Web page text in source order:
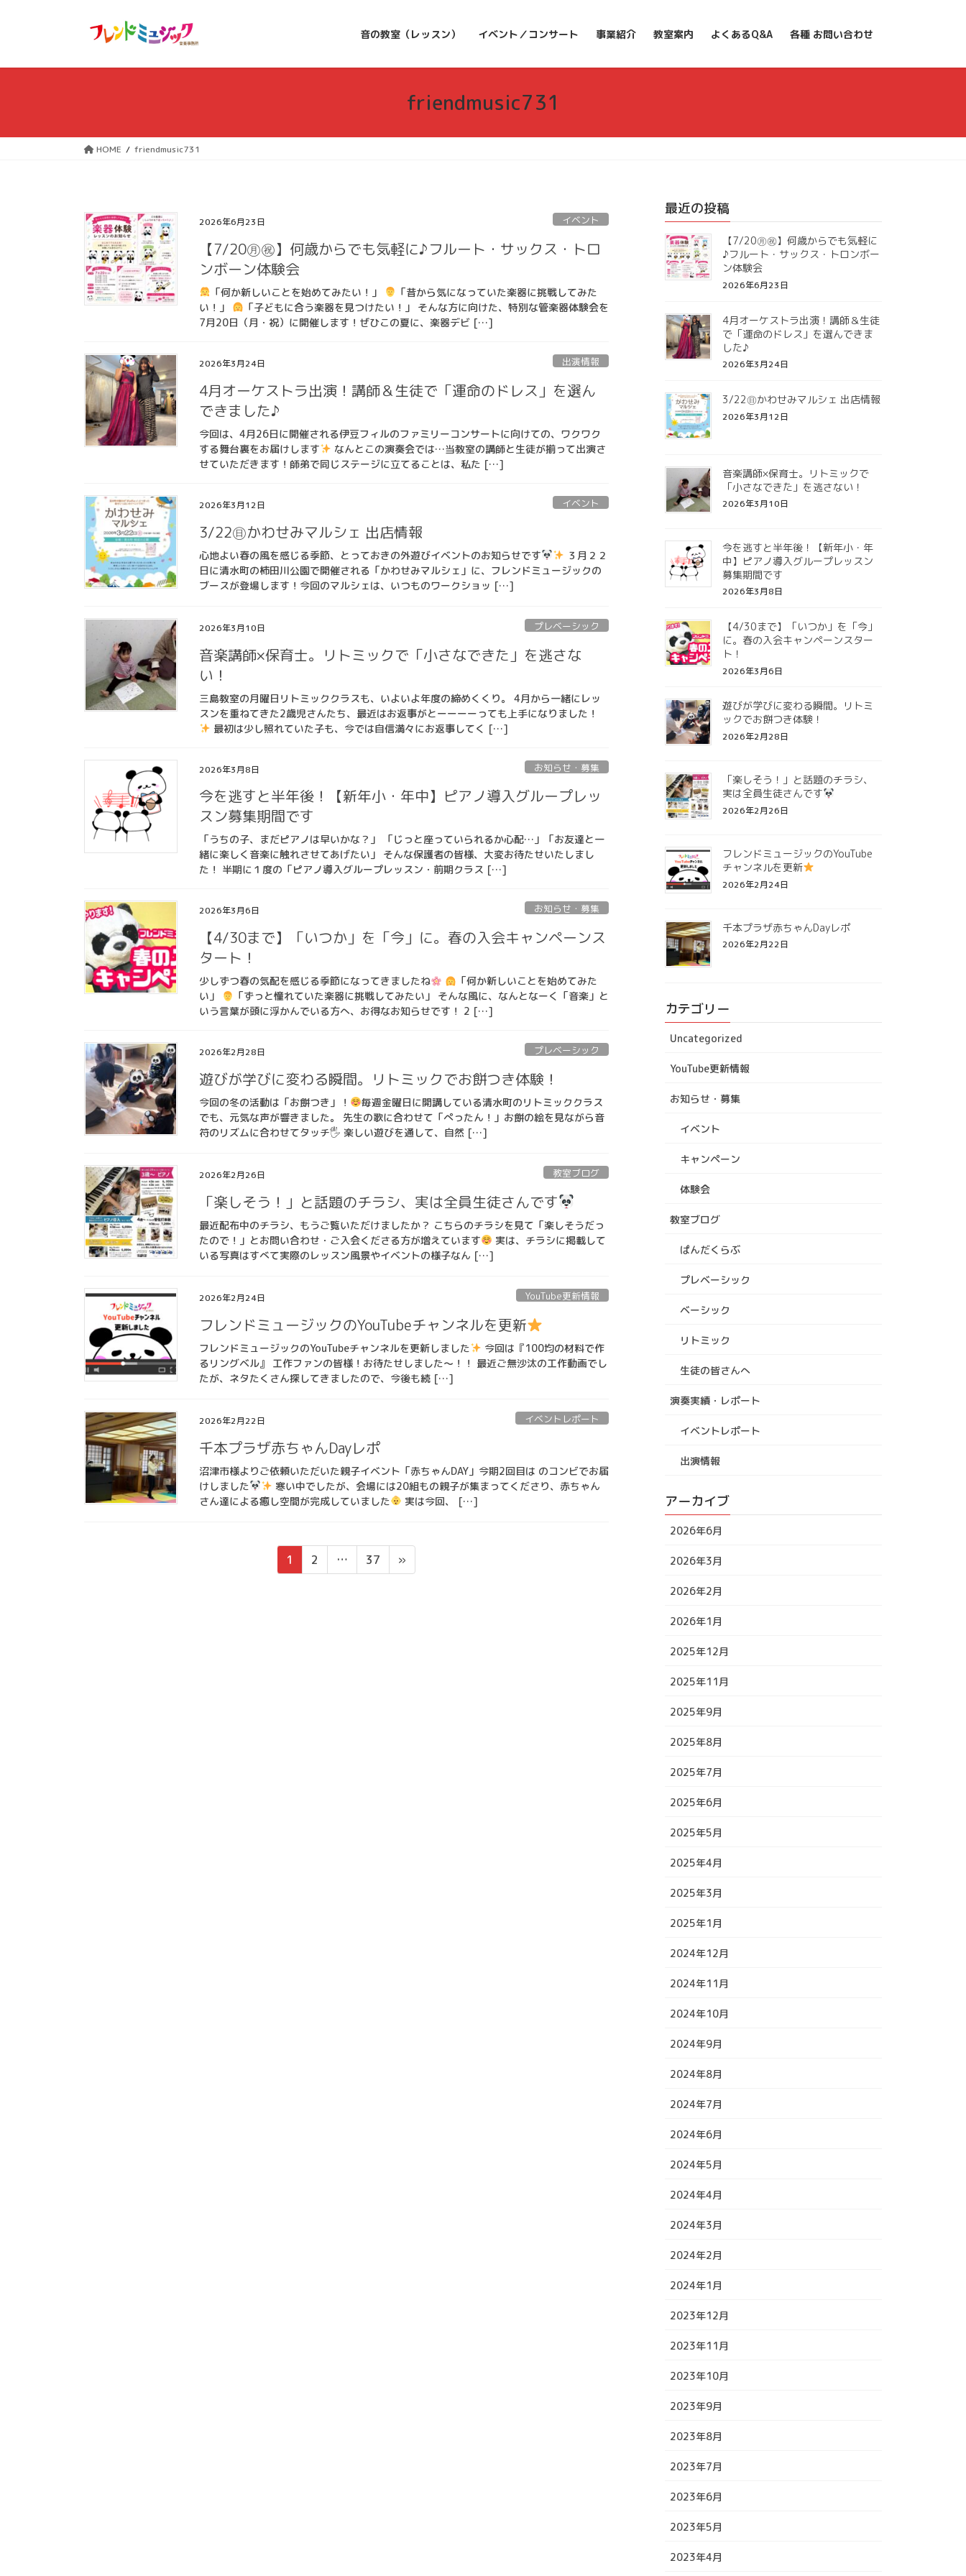
音の教室（レッスン） イベント／コンサート 事業紹介 教室案内 よくあるQ&A 各種 お問い合わせ
friendmusic731
HOME friendmusic731
2026年6月23日 イベント
【7/20㊊㊗】何歳からでも気軽に♪フルート・サックス・トロ
ンボーン体験会
「何か新しいことを始めてみたい！」
「昔から気になっていた楽器に挑戦してみた
い！」
「子どもに合う楽器を見つけたい！」 そんな方に向けた、特別な管楽器体験会を
7月20日（月・祝）に開催します！ぜひこの夏に、楽器デビ […]
2026年3月24日 出演情報
4月オーケストラ出演！講師＆生徒で「運命のドレス」を選ん
できました♪
今回は、4月26日に開催される伊豆フィルのファミリーコンサートに向けての、ワクワク
する舞台裏をお届けします
なんとこの演奏会では…当教室の講師と生徒が揃って出演さ
せていただきます！師弟で同じステージに立てることは、私た […]
2026年3月12日 イベント
3/22㊐かわせみマルシェ 出店情報
心地よい春の風を感じる季節、とっておきの外遊びイベントのお知らせです
３月２２
日に清水町の柿田川公園で開催される「かわせみマルシェ」に、フレンドミュージックの
ブースが登場します！今回のマルシェは、いつものワークショッ […]
2026年3月10日 プレベーシック
音楽講師×保育士。リトミックで「小さなできた」を逃さな
い！
三島教室の月曜日リトミッククラスも、いよいよ年度の締めくくり。 4月から一緒にレッ
スンを重ねてきた2歳児さんたち、最近はお返事がとーーーーっても上手になりました！
最初は少し照れていた子も、今では自信満々にお返事してく […]
2026年3月8日 お知らせ・募集
今を逃すと半年後！【新年小・年中】ピアノ導入グループレッ
スン募集期間です
「うちの子、まだピアノは早いかな？」 「じっと座っていられるか心配…」「お友達と一
緒に楽しく音楽に触れさせてあげたい」 そんな保護者の皆様、大変お待たせいたしまし
た！ 半期に１度の「ピアノ導入グループレッスン・前期クラス […]
2026年3月6日 お知らせ・募集
【4/30まで】「いつか」を「今」に。春の入会キャンペーンス
タート！
少しずつ春の気配を感じる季節になってきましたね
「何か新しいことを始めてみた
い」
「ずっと憧れていた楽器に挑戦してみたい」 そんな風に、なんとなーく「音楽」と
いう言葉が頭に浮かんでいる方へ、お得なお知らせです！ 2 […]
2026年2月28日 プレベーシック
遊びが学びに変わる瞬間。リトミックでお餅つき体験！
今回の冬の活動は「お餅つき」！
毎週金曜日に開講している清水町のリトミッククラス
でも、元気な声が響きました。 先生の歌に合わせて「ぺったん！」お餅の絵を見ながら音
符のリズムに合わせてタッチ🖐 楽しい遊びを通して、自然 […]
2026年2月26日 教室ブログ
「楽しそう！」と話題のチラシ、実は全員生徒さんです
最近配布中のチラシ、もうご覧いただけましたか？ こちらのチラシを見て「楽しそうだっ
たので！」とお問い合わせ・ご入会くださる方が増えています
実は、チラシに掲載して
いる写真はすべて実際のレッスン風景やイベントの様子なん […]
2026年2月24日 YouTube更新情報
フレンドミュージックのYouTubeチャンネルを更新
フレンドミュージックのYouTubeチャンネルを更新しました
今回は『100均の材料で作
るリングベル』 工作ファンの皆様！お待たせしました〜！！ 最近ご無沙汰の工作動画でし
たが、ネタたくさん探してきましたので、今後も続 […]
2026年2月22日 イベントレポート
千本プラザ赤ちゃんDayレポ
沼津市様よりご依頼いただいた親子イベント「赤ちゃんDAY」今期2回目は のコンビでお届
けしました
寒い中でしたが、会場には20組もの親子が集まってくださり、赤ちゃん
さん達による癒し空間が完成していました
実は今回、 […]
固
定
1
固
定
2 …
固
定
37 »
最近の投稿
【7/20㊊㊗】何歳からでも気軽に
♪フルート・サックス・トロンボー
ン体験会
2026年6月23日
4月オーケストラ出演！講師＆生徒
で「運命のドレス」を選んできま
した♪
2026年3月24日
3/22㊐かわせみマルシェ 出店情報
2026年3月12日
音楽講師×保育士。リトミックで
「小さなできた」を逃さない！
2026年3月10日
今を逃すと半年後！【新年小・年
中】ピアノ導入グループレッスン
募集期間です
2026年3月8日
【4/30まで】「いつか」を「今」
に。春の入会キャンペーンスター
ト！
2026年3月6日
遊びが学びに変わる瞬間。リトミ
ックでお餅つき体験！
2026年2月28日
「楽しそう！」と話題のチラシ、
実は全員生徒さんです
2026年2月26日
フレンドミュージックのYouTube
チャンネルを更新
2026年2月24日
千本プラザ赤ちゃんDayレポ
2026年2月22日
カテゴリー
Uncategorized
YouTube更新情報
お知らせ・募集
イベント
キャンペーン
体験会
教室ブログ
ぱんだくらぶ
プレベーシック
ベーシック
リトミック
生徒の皆さんへ
演奏実績・レポート
イベントレポート
出演情報
アーカイブ
2026年6月
2026年3月
2026年2月
2026年1月
2025年12月
2025年11月
2025年9月
2025年8月
2025年7月
2025年6月
2025年5月
2025年4月
2025年3月
2025年1月
2024年12月
2024年11月
2024年10月
2024年9月
2024年8月
2024年7月
2024年6月
2024年5月
2024年4月
2024年3月
2024年2月
2024年1月
2023年12月
2023年11月
2023年10月
2023年9月
2023年8月
2023年7月
2023年6月
2023年5月
2023年4月